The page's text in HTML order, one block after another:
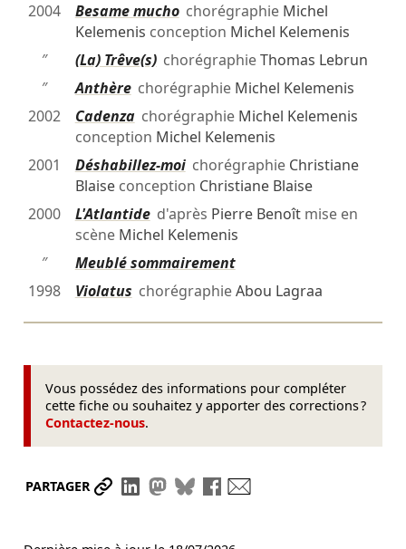
2004
Besame muchochorégraphie Michel
Kelemenis conception Michel Kelemenis
″
(La) Trêve(s)chorégraphieThomas Lebrun
″
Anthèrechorégraphie Michel Kelemenis
2002
Cadenzachorégraphie Michel Kelemenis
conception Michel Kelemenis
2001
Déshabillez-moichorégraphie Christiane
Blaiseconception Christiane Blaise
2000
L'Atlantided'après Pierre Benoîtmise en
scène Michel Kelemenis
″
Meublé sommairement
1998
Violatus chorégraphieAbou Lagraa
Vous possédez des informations pour compléter
cette fiche ou souhaitez y apporter des corrections ?
Contactez-nous.
PARTAGER Partager le lien
Partager sur LinkedIn
Partager sur Mastodon
Partager sur Bluesky
Partager sur Facebook